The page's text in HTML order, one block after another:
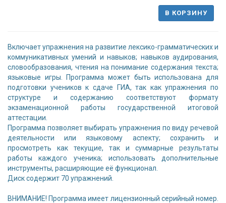
В КОРЗИНУ
Включает упражнения на развитие лексико-грамматических и
коммуникативных умений и навыков; навыков аудирования,
словообразования, чтения на понимание содержания текста;
языковые игры. Программа может быть использована для
подготовки учеников к сдаче ГИА, так как упражнения по
структуре и содержанию соответствуют формату
экзаменационной работы государственной итоговой
аттестации.
Программа позволяет выбирать упражнения по виду речевой
деятельности или языковому аспекту; сохранить и
просмотреть как текущие, так и суммарные результаты
работы каждого ученика; использовать дополнительные
инструменты, расширяющие её функционал.
Диск содержит 70 упражнений.
ВНИМАНИЕ! Программа имеет лицензионный серийный номер.